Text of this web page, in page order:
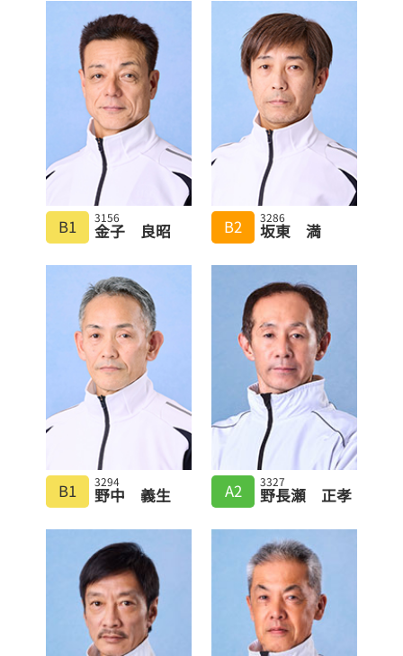
B1 3156
金子 良昭 B2 3286
坂東 満
B1 3294
野中 義生 A2 3327
野長瀬 正孝